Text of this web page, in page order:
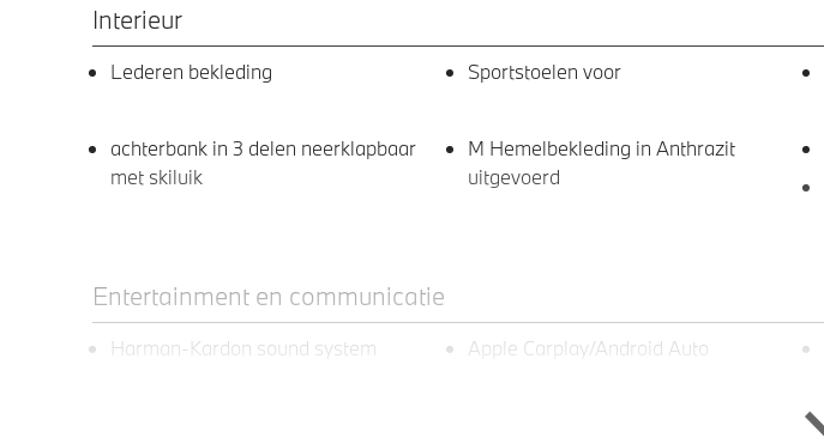
Interieur
Lederen bekleding Sportstoelen voor
achterbank in 3 delen neerklapbaar
met skiluik
M Hemelbekleding in Anthrazit
uitgevoerd
Entertainment en communicatie
Harman-Kardon sound system Apple Carplay/Android Auto